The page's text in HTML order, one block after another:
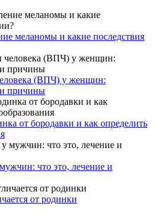
меланомы и какие последствия
(ВПЧ) у женщин:
причины
от бородавки и как определить
что это, лечение и
от родинки